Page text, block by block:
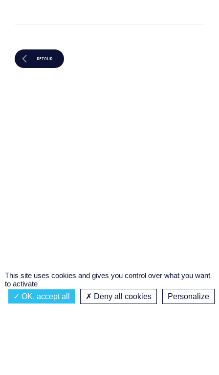
Émission à l'antenne
RETOUR
Actualités À propos
This site uses cookies and gives you control over what you want
to activate
OK, accept all
Deny all cookies
Personalize